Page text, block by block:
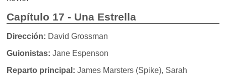
Capítulo 17 - Una Estrella
Dirección: David Grossman
Guionistas: Jane Espenson
Reparto principal: James Marsters (Spike), Sarah